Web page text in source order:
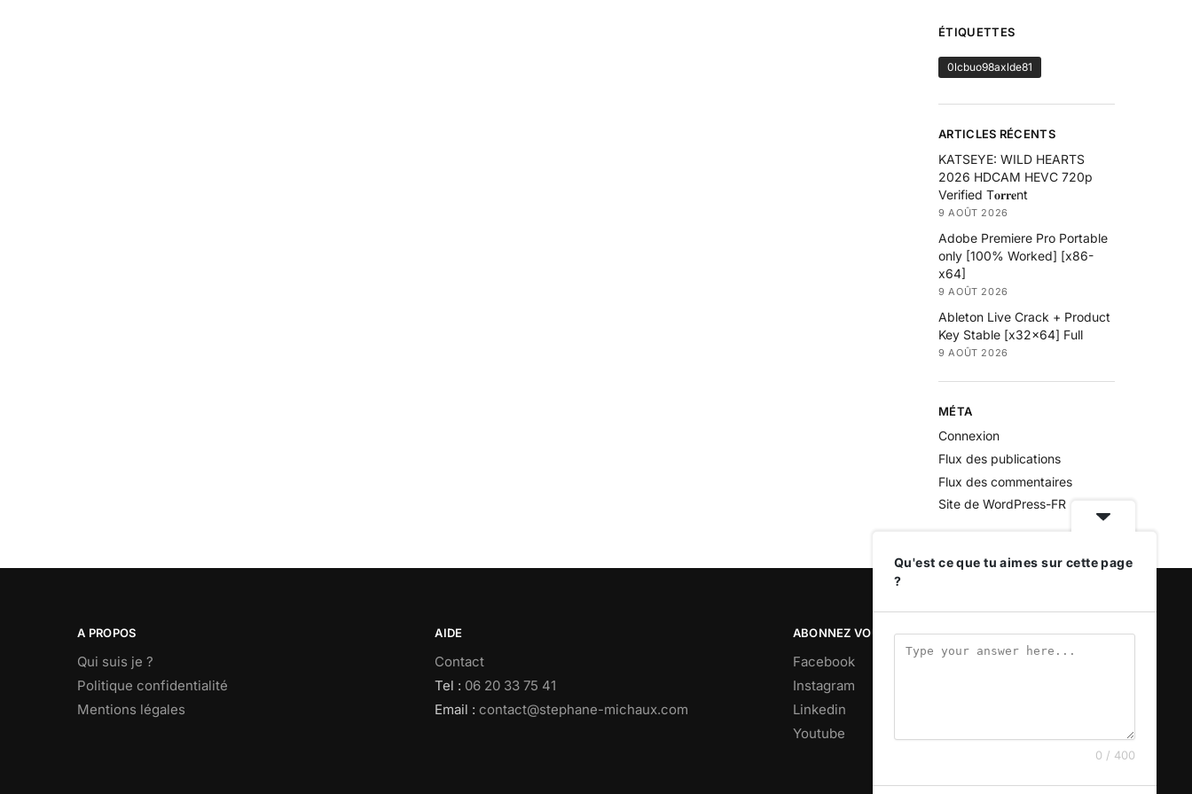
ÉTIQUETTES
0lcbuo98axlde81
ARTICLES RÉCENTS
KATSEYE: WILD HEARTS
2026 HDCAM HEVC 720p
Verified T𝐨𝐫𝐫𝐞nt
9 AOÛT 2026
Adobe Premiere Pro Portable
only [100% Worked] [x86-
x64]
9 AOÛT 2026
Ableton Live Crack + Product
Key Stable [x32x64] Full
9 AOÛT 2026
MÉTA
Connexion
Flux des publications
Flux des commentaires
Site de WordPress-FR
A PROPOS
Qui suis je ?
Politique confidentialité
Mentions légales
AIDE
Contact
Tel : 06 20 33 75 41
Email :contact@stephane-michaux.com
ABONNEZ VOUS
Facebook
Instagram
Linkedin
Youtube
Qu'est ce que tu aimes sur cette page
?
0 / 400